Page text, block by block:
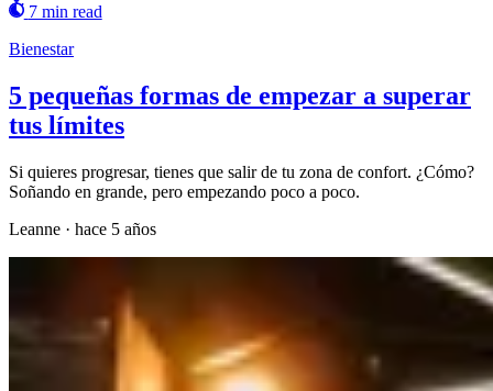
7 min read
Bienestar
5 pequeñas formas de empezar a superar
tus límites
Si quieres progresar, tienes que salir de tu zona de confort. ¿Cómo?
Soñando en grande, pero empezando poco a poco.
Leanne · hace 5 años